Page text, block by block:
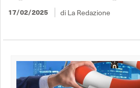
17/02/2025 di La Redazione